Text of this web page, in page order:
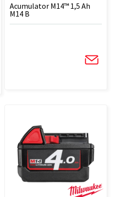
Acumulator M14™ 1,5 Ah
M14 B